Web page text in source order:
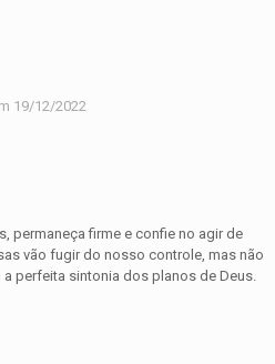
19/12/2022
permaneça firme e confie no agir de
vão fugir do nosso controle, mas não
perfeita sintonia dos planos de Deus.